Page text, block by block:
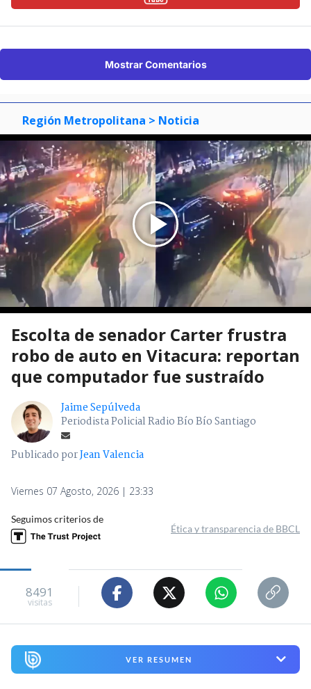
Mostrar Comentarios
Región Metropolitana > Noticia
Escolta de senador Carter frustra
robo de auto en Vitacura: reportan
que computador fue sustraído
Jaime Sepúlveda
Periodista Policial Radio Bío Bío Santiago
Publicado porJean Valencia
Viernes 07 Agosto, 2026 | 23:33
Seguimos criterios de
Ética y transparencia de BBCL
8491
visitas
VER RESUMEN